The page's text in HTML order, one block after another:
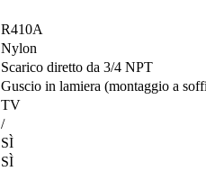
R410A
Nylon
Scarico diretto da 3/4 NPT
Guscio in lamiera (montaggio a
TV
/
SÌ
SÌ